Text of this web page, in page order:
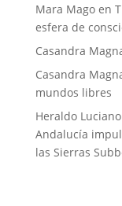
Mara Magoen
esfera de
Casandra
Casandra
mundos libres
Heraldo
Andalucía
las Sierras